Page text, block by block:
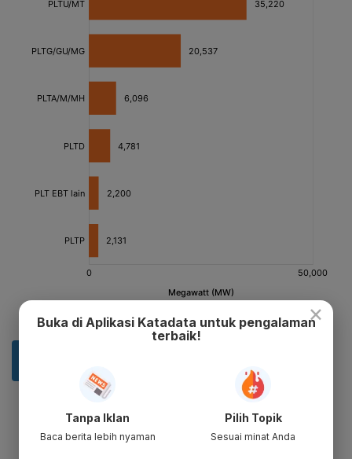
×
Buka di Aplikasi Katadata untuk pengalaman
terbaik!
Tanpa Iklan
Baca berita lebih nyaman
Pilih Topik
Sesuai minat Anda